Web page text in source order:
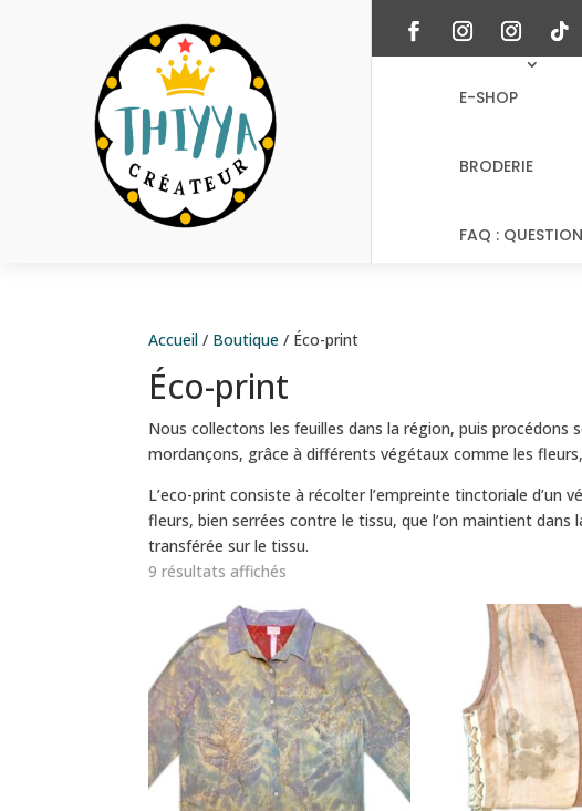
E-SHOP
BRODERIE
FAQ :
Accueil / Boutique / Éco-print
Éco-print
Nous collectons les feuilles dans la région, puis procédons
mordançons, grâce à différents végétaux comme les
L’eco-print consiste à récolter l’empreinte tinctoriale d’un
fleurs, bien serrées contre le tissu, que l’on maintient dans
transférée sur le tissu.
9 résultats affichés